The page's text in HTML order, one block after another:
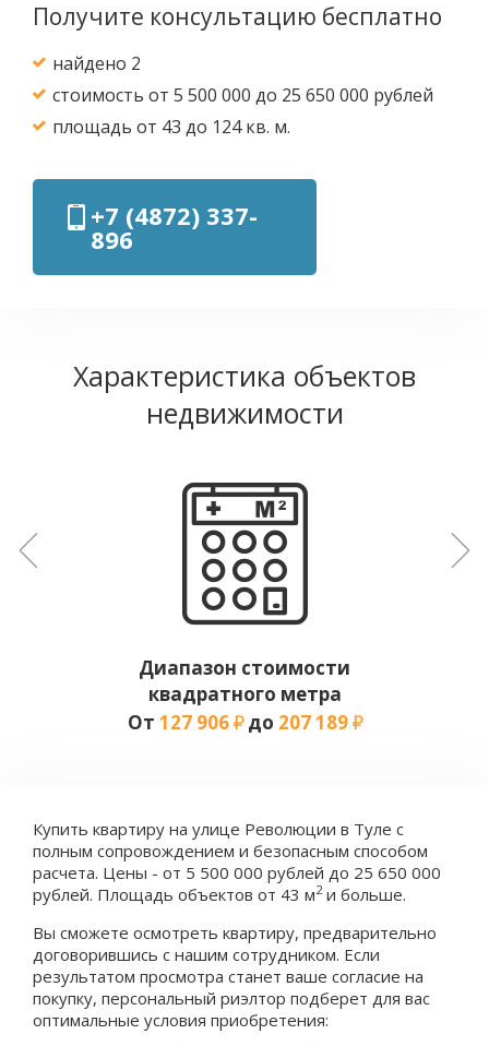
Получите консультацию бесплатно
найдено 2
стоимость от 5 500 000 до 25 650 000 рублей
площадь от 43 до 124 кв. м.
+7 (4872) 337-
896
Характеристика объектов
недвижимости
Диапазон стоимости
квадратного метра
От 127 906 до 207 189
Купить квартиру на улице Революции в Туле с
полным сопровождением и безопасным способом
расчета. Цены - от 5 500 000 рублей до 25 650 000
рублей. Площадь объектов от 43 м2и больше.
Вы сможете осмотреть квартиру, предварительно
договорившись с нашим сотрудником. Если
результатом просмотра станет ваше согласие на
покупку, персональный риэлтор подберет для вас
оптимальные условия приобретения: